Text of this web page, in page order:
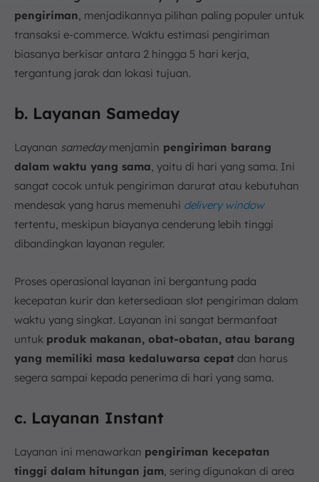
pengiriman , menjadikannya pilihan paling populer untuk
transaksi e-commerce. Waktu estimasi pengiriman
biasanya berkisar antara 2 hingga 5 hari kerja,
tergantung jarak dan lokasi tujuan.
b. Layanan Sameday
Layanan samedaymenjamin pengiriman barang
dalam waktu yang sama , yaitu di hari yang sama. Ini
sangat cocok untuk pengiriman darurat atau kebutuhan
mendesak yang harus memenuhi delivery window
tertentu, meskipun biayanya cenderung lebih tinggi
dibandingkan layanan reguler.
Proses operasional layanan ini bergantung pada
kecepatan kurir dan ketersediaan slot pengiriman dalam
waktu yang singkat. Layanan ini sangat bermanfaat
untuk produk makanan, obat-obatan, atau barang
yang memiliki masa kedaluwarsa cepat dan harus
segera sampai kepada penerima di hari yang sama.
c. Layanan Instant
Layanan ini menawarkan pengiriman kecepatan
tinggi dalam hitungan jam , sering digunakan di area